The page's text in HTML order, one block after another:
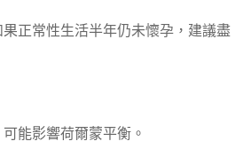
正常性生活半年仍未懷孕，建議盡
能影響荷爾蒙平衡。